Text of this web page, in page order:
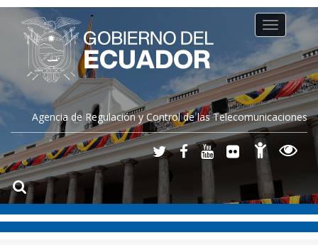
Agencia de Regulación y Control de las Telecomunicaciones
Toggle
navigation